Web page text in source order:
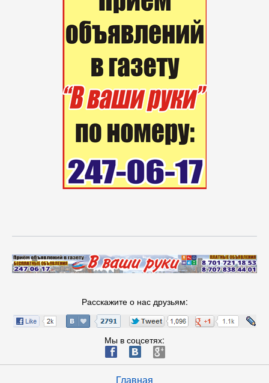
Расскажите о нас друзьям:
Мы в соцсетях:
ä æ è
Главная